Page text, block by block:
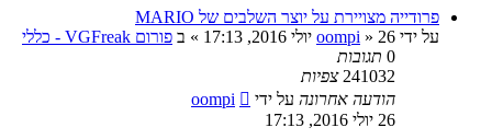
פרודייה מצויירת על יוצר השלבים של MARIO
על ידי
oompi » 26 יולי 2016, 17:13 » ב פורום VGFreak - כללי
0 תגובות
241032 צפיות
הודעה אחרונה על ידי
oompi
26 יולי 2016, 17:13